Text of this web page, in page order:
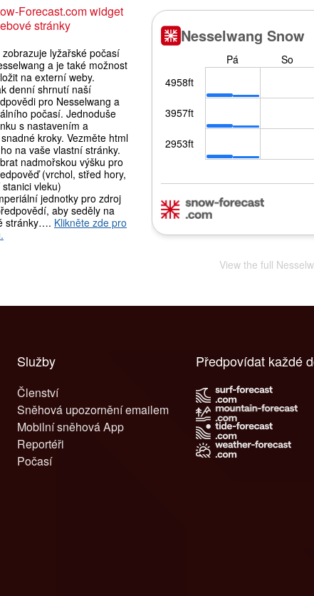
Forecast.com widget
stránky
lyžařské počasí
a je také možnost
na externí weby.
denní shrnutí naší
pro Nesselwang a
počasí. Jednoduše
s nastavením a
kroky. Vezměte html
na vaše vlastní stránky.
nadmořskou výšku pro
(vrchol, střed hory,
vleku)
jednotky pro zdroj
aby seděly na
stránky…. Klikněte zde pro
View the full
Služby
Členství
Sněhová upozornění emailem
Mobilní sněhová App
Reportéři
Počasí
Předpovídat každé